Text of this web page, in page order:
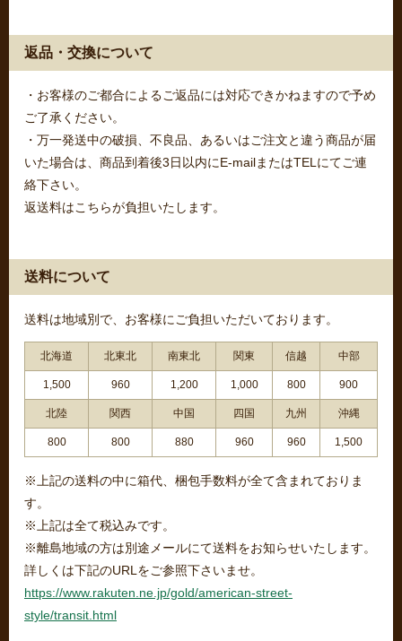
返品・交換について
・お客様のご都合によるご返品には対応できかねますので予め
ご了承ください。
・万一発送中の破損、不良品、あるいはご注文と違う商品が届
いた場合は、商品到着後3日以内にE-mailまたはTELにてご連
絡下さい。
返送料はこちらが負担いたします。
送料について
送料は地域別で、お客様にご負担いただいております。
北海道 北東北 南東北 関東 信越 中部
1,500 960 1,200 1,000 800 900
北陸 関西 中国 四国 九州 沖縄
800 800 880 960 960 1,500
※上記の送料の中に箱代、梱包手数料が全て含まれておりま
す。
※上記は全て税込みです。
※離島地域の方は別途メールにて送料をお知らせいたします。
詳しくは下記のURLをご参照下さいませ。
https://www.rakuten.ne.jp/gold/american-street-
style/transit.html